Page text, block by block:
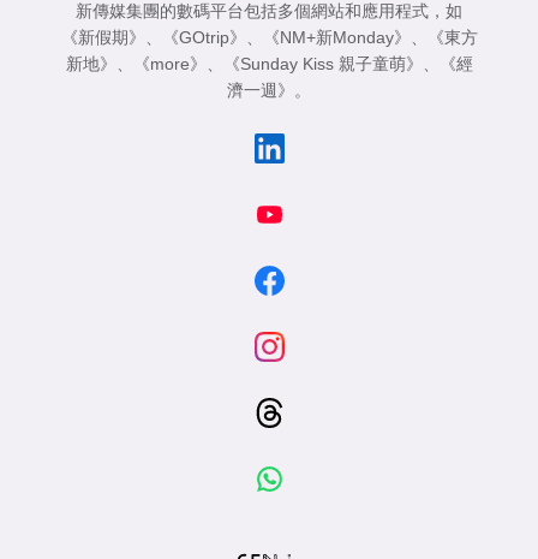
新傳媒集團的數碼平台包括多個網站和應用程式，如
《新假期》 、 《GOtrip》 、 《NM+新Monday》 、
《東方
新地》 、 《more》 、 《Sunday Kiss 親子童萌》 、
《經
濟一週》 。